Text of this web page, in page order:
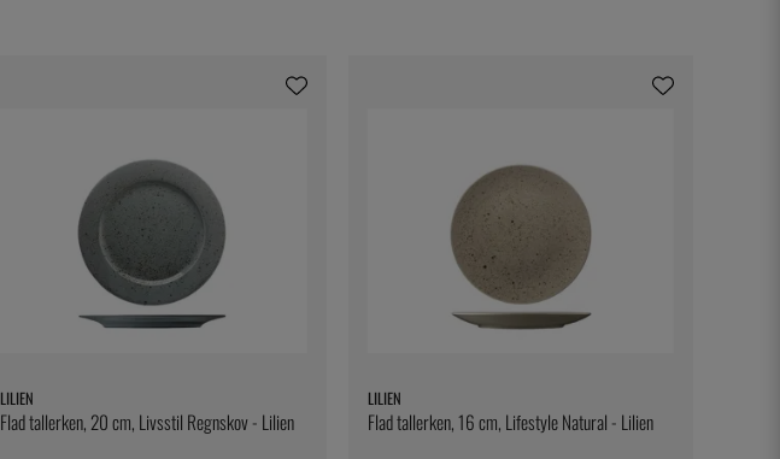
LILIEN
Flad tallerken, 20 cm, Livsstil Regnskov - Lilien
LILIEN
Flad tallerken, 16 cm, Lifestyle Natural - Lilien